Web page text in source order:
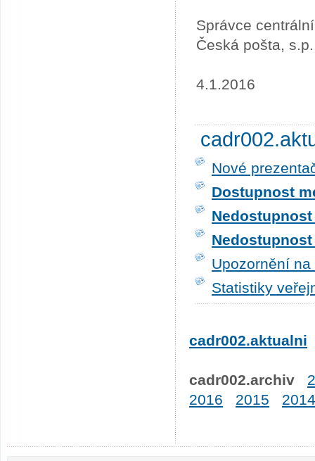
Správce
Česká pošta, s.p.
4.1.2016
Nové
Dostupnost
Upozornění
Statistiky
cadr002.aktualni
cadr002.archiv
2016
2015 2014